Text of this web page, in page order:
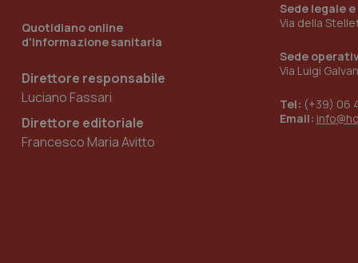
Quotidiano online
d'informazione sanitaria
Direttore responsabile
Luciano Fassari
Direttore editoriale
Francesco Maria Avitto
Sede legale
Via della
Sede
Via Luigi
Tel: (+39) 06
Email:
Nome
_ga_0VMQEQKQ1N
Nome
__Secure-YNID